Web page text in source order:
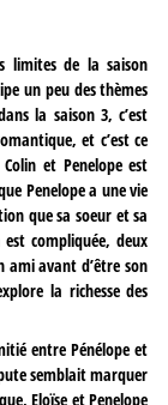
limites de la saison
un peu des thèmes
la saison 3, c’est
et c’est ce
et Penelope est
Penelope a une vie
que sa soeur et sa
compliquée, deux
ami avant d’être son
la richesse des
entre Pénélope et
semblait marquer
Eloïse et Penelope